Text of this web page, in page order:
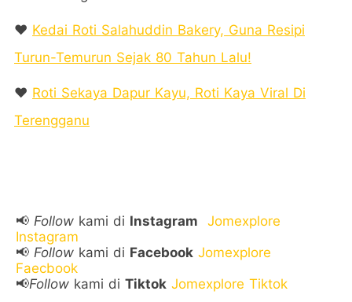
❤️ Kedai Roti Salahuddin Bakery, Guna Resipi
Turun-Temurun Sejak 80 Tahun Lalu!
❤️ Roti Sekaya Dapur Kayu, Roti Kaya Viral Di
Terengganu
📢 Follow kami di Instagram
Jomexplore
Instagram
📢 Follow kami di Facebook Jomexplore
Faecbook
📢Follow kami di Tiktok Jomexplore Tiktok